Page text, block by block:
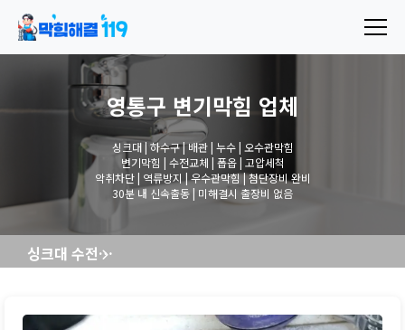
영통구 변기막힘 업체
싱크대 | 하수구 | 배관 | 누수 | 오수관막힘
변기막힘 | 수전교체 | 폽옵 | 고압세척
악취차단 | 역류방지 | 우수관막힘 | 첨단장비 완비
30분 내 신속출동 | 미해결시 출장비 없음
싱크대 수전교체